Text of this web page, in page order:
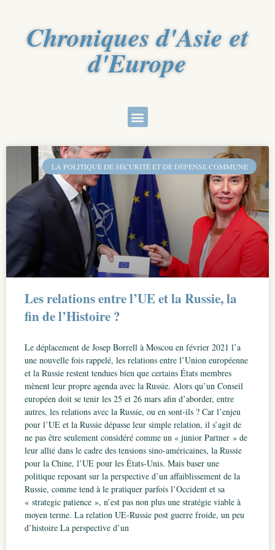
Chroniques d'Asie et
d'Europe
LA POLITIQUE DE SÉCURITÉ ET DE DÉFENSE COMMUNE
Les relations entre l’UE et la Russie, la
fin de l’Histoire ?
Le déplacement de Josep Borrell à Moscou en février 2021 l’a
une nouvelle fois rappelé, les relations entre l’Union européenne
et la Russie restent tendues bien que certains États membres
mènent leur propre agenda avec la Russie. Alors qu’un Conseil
européen doit se tenir les 25 et 26 mars afin d’aborder, entre
autres, les relations avec la Russie, ou en sont-ils ? Car l’enjeu
pour l’UE et la Russie dépasse leur simple relation, il s’agit de
ne pas être seulement considéré comme un « junior Partner » de
leur allié dans le cadre des tensions sino-américaines, la Russie
pour la Chine, l’UE pour les États-Unis. Mais baser une
politique reposant sur la perspective d’un affaiblissement de la
Russie, comme tend à le pratiquer parfois l’Occident et sa
« strategic patience », n’est pas non plus une stratégie viable à
moyen terme. La relation UE-Russie post guerre froide, un peu
d’histoire La perspective d’un